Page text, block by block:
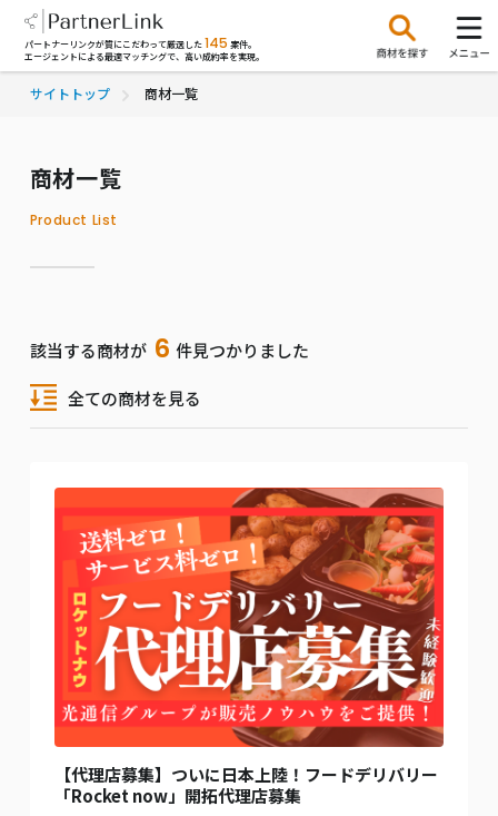
パートナーリンクが質にこだわって厳選した 145 案件。
エージェントによる最適マッチングで、高い成約率を実現。
サイトトップ 商材一覧
商材一覧
Product List
該当する商材が 6 件見つかりました
全ての商材を見る
【代理店募集】ついに日本上陸！フードデリバリー
「Rocket now」開拓代理店募集